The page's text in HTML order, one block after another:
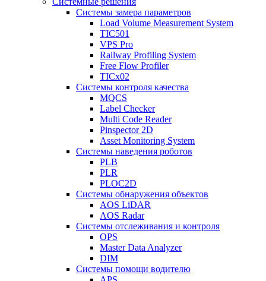
Системы замера параметров
Load Volume Measurement System
TIC501
VPS Pro
Railway Profiling System
Free Flow Profiler
TICx02
Системы контроля качества
MQCS
Label Checker
Multi Code Reader
Pinspector 2D
Asset Monitoring System
Системы наведения роботов
PLB
PLR
PLOC2D
Системы обнаружения объектов
AOS LiDAR
AOS Radar
Системы отслеживания и контроля
OPS
Master Data Analyzer
DIM
Системы помощи водителю